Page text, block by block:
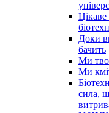
Доки
бачить
Ми
Ми
сила,